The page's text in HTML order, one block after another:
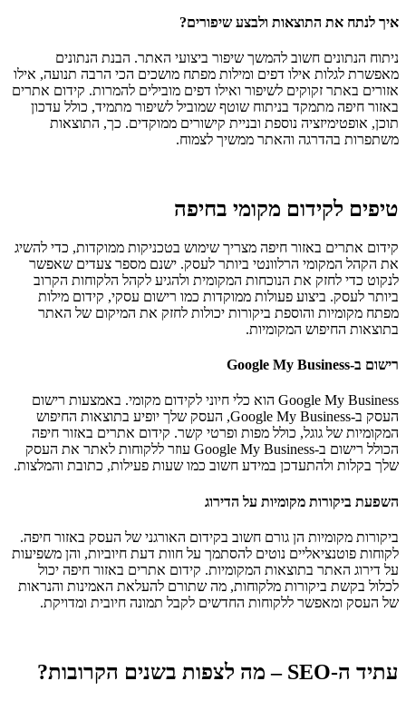
איך לנתח את התוצאות ולבצע שיפורים?
ניתוח הנתונים חשוב להמשך שיפור ביצועי האתר. הבנת הנתונים
מאפשרת לגלות אילו דפים ומילות מפתח מושכים הכי הרבה תנועה, אילו
אזורים באתר זקוקים לשיפור ואילו דפים מובילים להמרות. קידום אתרים
באזור חיפה מתמקד בניתוח שוטף שמוביל לשיפור מתמיד, כולל עדכון
תוכן, אופטימיזציה נוספת ובניית קישורים ממוקדים. כך, התוצאות
משתפרות בהדרגה והאתר ממשיך לצמוח.
טיפים לקידום מקומי בחיפה
קידום אתרים באזור חיפה מצריך שימוש בטכניקות ממוקדות, כדי להשיג
את הקהל המקומי הרלוונטי ביותר לעסק. ישנם מספר צעדים שאפשר
לנקוט כדי לחזק את הנוכחות המקומית ולהגיע לקהל הלקוחות הקרוב
ביותר לעסק. ביצוע פעולות ממוקדות כמו רישום עסקי, קידום מילות
מפתח מקומיות והוספת ביקורות יכולות לחזק את המיקום של האתר
בתוצאות החיפוש המקומיות.
רישום ב-Google My Business
Google My Business הוא כלי חיוני לקידום מקומי. באמצעות רישום
העסק ב-Google My Business, העסק שלך יופיע בתוצאות החיפוש
המקומיות של גוגל, כולל מפות ופרטי קשר. קידום אתרים באזור חיפה
הכולל רישום ב-Google My Business עוזר ללקוחות לאתר את העסק
שלך בקלות ולהתעדכן במידע חשוב כמו שעות פעילות, כתובת והמלצות.
השפעת ביקורות מקומיות על הדירוג
ביקורות מקומיות הן גורם חשוב בקידום האורגני של העסק באזור חיפה.
לקוחות פוטנציאליים נוטים להסתמך על חוות דעת חיוביות, והן משפיעות
על דירוג האתר בתוצאות המקומיות. קידום אתרים באזור חיפה יכול
לכלול בקשת ביקורות מלקוחות, מה שתורם להעלאת האמינות והנראות
של העסק ומאפשר ללקוחות החדשים לקבל תמונה חיובית ומדויקת.
עתיד ה-SEO – מה לצפות בשנים הקרובות?